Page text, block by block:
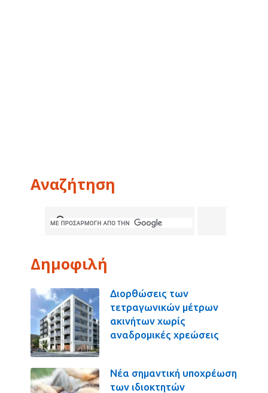
Αναζήτηση
Δημοφιλή
Διορθώσεις των
τετραγωνικών μέτρων
ακινήτων χωρίς
αναδρομικές χρεώσεις
Νέα σημαντική υποχρέωση
των ιδιοκτητών